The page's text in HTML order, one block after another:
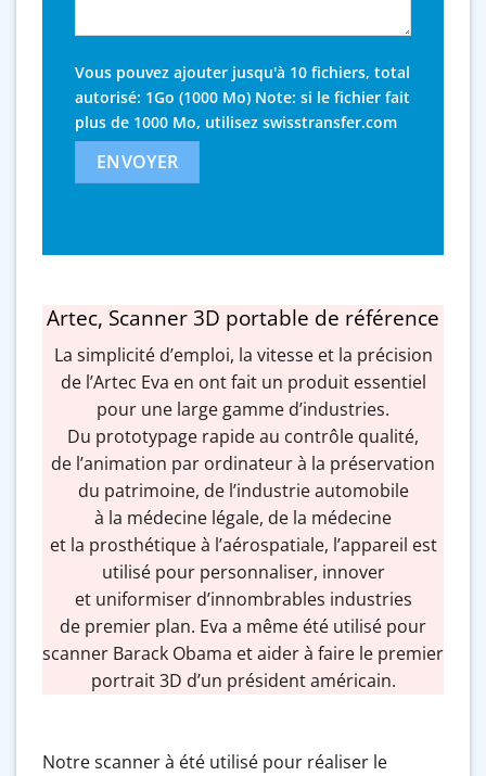
Vous pouvez ajouter jusqu'à 10 fichiers, total
autorisé: 1Go (1000 Mo) Note: si le fichier fait
plus de 1000 Mo, utilisez swisstransfer.com
Artec, Scanner 3D portable de référence
La simplicité d’emploi, la vitesse et la précision
de l’Artec Eva en ont fait un produit essentiel
pour une large gamme d’industries.
Du prototypage rapide au contrôle qualité,
de l’animation par ordinateur à la préservation
du patrimoine, de l’industrie automobile
à la médecine légale, de la médecine
et la prosthétique à l’aérospatiale, l’appareil est
utilisé pour personnaliser, innover
et uniformiser d’innombrables industries
de premier plan. Eva a même été utilisé pour
scanner Barack Obama et aider à faire le premier
portrait 3D d’un président américain.
Notre scanner à été utilisé pour réaliser le